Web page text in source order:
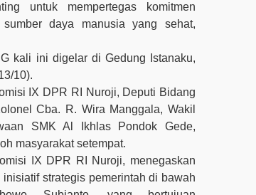
untuk mempertegas komitmen
daya manusia yang sehat,
kali ini digelar di Gedung Istanaku,
10).
IX DPR RI Nuroji, Deputi Bidang
Cba. R. Wira Manggala, Wakil
SMK Al Ikhlas Pondok Gede,
masyarakat setempat.
IX DPR RI Nuroji, menegaskan
strategis pemerintah di bawah